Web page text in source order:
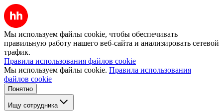
Мы используем файлы cookie, чтобы обеспечивать
правильную работу нашего веб-сайта и анализировать сетевой
трафик.
Правила использования файлов cookie
Мы используем файлы cookie. Правила использования
файлов cookie
Понятно
Ищу сотрудника